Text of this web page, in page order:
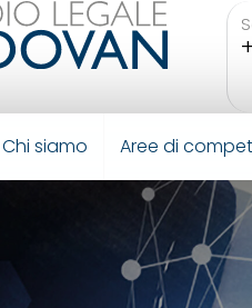
Chi siamo Aree di